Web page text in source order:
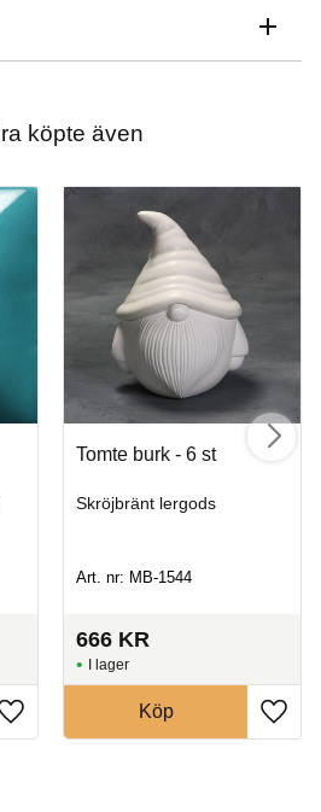
köpte även
Tomte burk - 6 st
Skröjbränt lergods
Art. nr: MB-1544
666 KR
I lager
Köp